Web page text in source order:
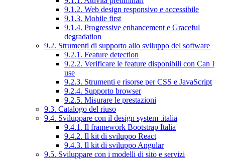
9.1.2. Web design responsivo e accessibile
9.1.3. Mobile first
9.1.4. Progressive enhancement e Graceful
degradation
9.2. Strumenti di supporto allo sviluppo del software
9.2.1. Feature detection
9.2.2. Verificare le feature disponibili con Can I
use
9.2.3. Strumenti e risorse per CSS e JavaScript
9.2.4. Supporto browser
9.2.5. Misurare le prestazioni
9.3. Catalogo del riuso
9.4. Sviluppare con il design system .italia
9.4.1. Il framework Bootstrap Italia
9.4.2. Il kit di sviluppo React
9.4.3. Il kit di sviluppo Angular
9.5. Sviluppare con i modelli di sito e servizi